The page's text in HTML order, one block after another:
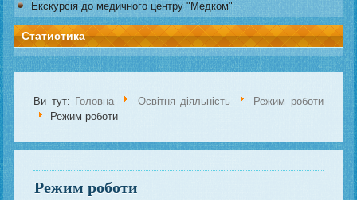
Екскурсія до медичного центру "Медком"
Статистика
Ви тут: Головна Освітня діяльність
Режим роботи
Режим роботи
Режим роботи